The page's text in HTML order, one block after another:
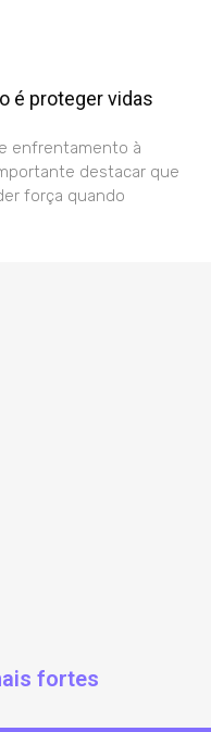
é proteger vidas
enfrentamento à
destacar que
força quando
fortes